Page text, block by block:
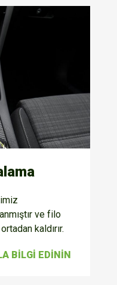
ve filo
kaldırır.
BILGI EDININ